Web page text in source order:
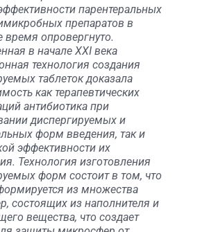
парентеральных
препаратов в
время опровергнуто.
в начале XXI века
технология создания
таблеток доказала
как терапевтических
антибиотика при
диспергируемых и
форм введения, так и
эффективности их
Технология изготовления
форм состоит в том, что
из множества
состоящих из наполнителя и
вещества, что создает